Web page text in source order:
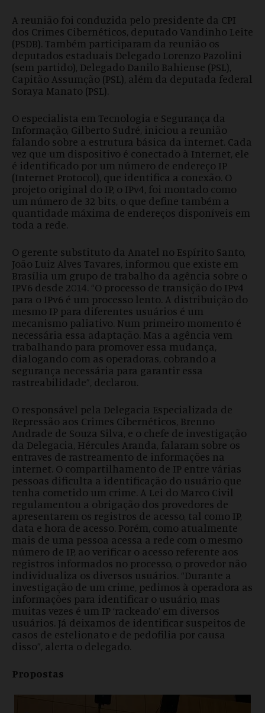
A reunião foi conduzida pelo presidente da CPI
dos Crimes Cibernéticos, deputado Vandinho Leite
(PSDB). Também participaram da reunião os
deputados estaduais Delegado Lorenzo Pazolini
(sem partido), Delegado Danilo Bahiense (PSL),
Capitão Assumção (PSL), além da deputada federal
Soraya Manato (PSL).
O especialista em Tecnologia e Segurança da
Informação, Gilberto Sudré, iniciou a reunião
falando sobre a estrutura básica da internet. Cada
vez que um dispositivo é conectado à Internet, ele
é identificado por um número de endereço IP
(Internet Protocol), que identifica a conexão. O
projeto original do IP, o IPv4, foi montado como
um número de 32 bits, o que define também a
quantidade máxima de endereços disponíveis em
toda a rede.
O gerente substituto da Anatel no Espírito Santo,
João Luiz Alves Tavares, informou que existe em
Brasília um grupo de trabalho da agência sobre o
IPV6 desde 2014. “O processo de transição do IPv4
para o IPv6 é um processo lento. A distribuição do
mesmo IP para diferentes usuários é um
mecanismo paliativo. Num primeiro momento é
necessária essa adaptação. Mas a agência vem
trabalhando para promover essa mudança,
dialogando com as operadoras, cobrando a
segurança necessária para garantir essa
rastreabilidade”, declarou.
O responsável pela Delegacia Especializada de
Repressão aos Crimes Cibernéticos, Brenno
Andrade de Souza Silva, e o chefe de investigação
da Delegacia, Hércules Aranda, falaram sobre os
entraves de rastreamento de informações na
internet. O compartilhamento de IP entre várias
pessoas dificulta a identificação do usuário que
tenha cometido um crime. A Lei do Marco Civil
regulamentou a obrigação dos provedores de
apresentarem os registros de acesso, tal como IP,
data e hora de acesso. Porém, como atualmente
mais de uma pessoa acessa a rede com o mesmo
número de IP, ao verificar o acesso referente aos
registros informados no processo, o provedor não
individualiza os diversos usuários. “Durante a
investigação de um crime, pedimos à operadora as
informações para identificar o usuário, mas
muitas vezes é um IP ‘rackeado’ em diversos
usuários. Já deixamos de identificar suspeitos de
casos de estelionato e de pedofilia por causa
disso”, alerta o delegado.
Propostas